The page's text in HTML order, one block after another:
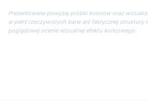
Prezentowane powyżej próbki kolorów oraz
w pełni rzeczywistych barw ani faktycznej struktury
poglądowej ocenie wizualnej efektu końcowego.